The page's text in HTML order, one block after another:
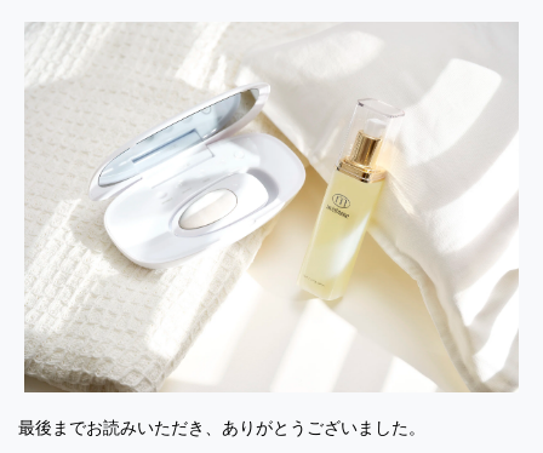
最後までお読みいただき、ありがとうございました。